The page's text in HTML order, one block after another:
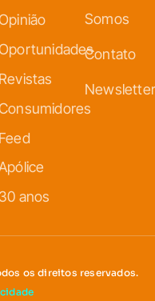
Revistas
Feed
30 anos
Somos
Contato
Newsletter
os direitos reservados.